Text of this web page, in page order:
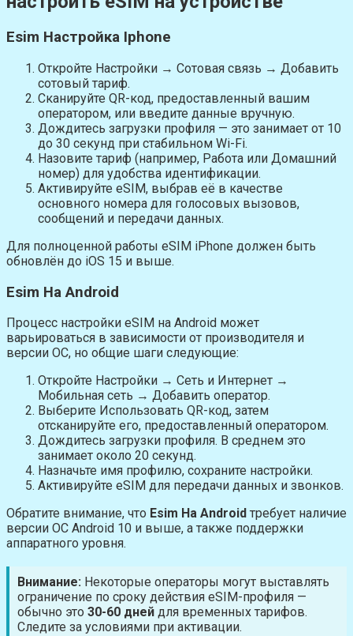
Esim Настройка Iphone
Откройте Настройки → Сотовая связь → Добавить
сотовый тариф.
Сканируйте QR-код, предоставленный вашим
оператором, или введите данные вручную.
Дождитесь загрузки профиля — это занимает от 10
до 30 секунд при стабильном Wi-Fi.
Назовите тариф (например, Работа или Домашний
номер) для удобства идентификации.
Активируйте eSIM, выбрав её в качестве
основного номера для голосовых вызовов,
сообщений и передачи данных.
Для полноценной работы eSIM iPhone должен быть
обновлён до iOS 15 и выше.
Esim На Android
Процесс настройки eSIM на Android может
варьироваться в зависимости от производителя и
версии ОС, но общие шаги следующие:
Откройте Настройки → Сеть и Интернет →
Мобильная сеть → Добавить оператор.
Выберите Использовать QR-код, затем
отсканируйте его, предоставленный оператором.
Дождитесь загрузки профиля. В среднем это
занимает около 20 секунд.
Назначьте имя профилю, сохраните настройки.
Активируйте eSIM для передачи данных и звонков.
Обратите внимание, что Esim На Android требует наличие
версии ОС Android 10 и выше, а также поддержки
аппаратного уровня.
Внимание: Некоторые операторы могут выставлять
ограничение по сроку действия eSIM-профиля —
обычно это 30-60 дней для временных тарифов.
Следите за условиями при активации.